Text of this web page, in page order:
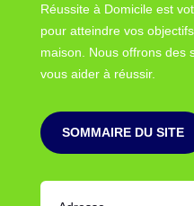
Réussite à Domicile est
pour atteindre vos
maison. Nous offrons des
vous aider à réussir.
SOMMAIRE DU SITE